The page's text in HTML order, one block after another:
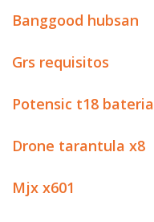
Banggood hubsan
Grs requisitos
Potensic t18 bateria
Drone tarantula x8
Mjx x601